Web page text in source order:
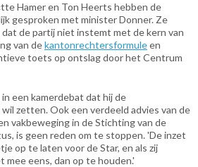
Hamer en Ton Heerts hebben de
gesproken met minister Donner. Ze
de partij niet instemt met de kern van
van dekantonrechtersformuleen
toets op ontslag door het Centrum
een kamerdebat dat hij de
zetten. Ook een verdeeld advies van de
vakbeweging in de Stichting van de
is geen reden om te stoppen. 'De inzet
op te laten voor de Star, en als zij
mee eens, dan op te houden.'